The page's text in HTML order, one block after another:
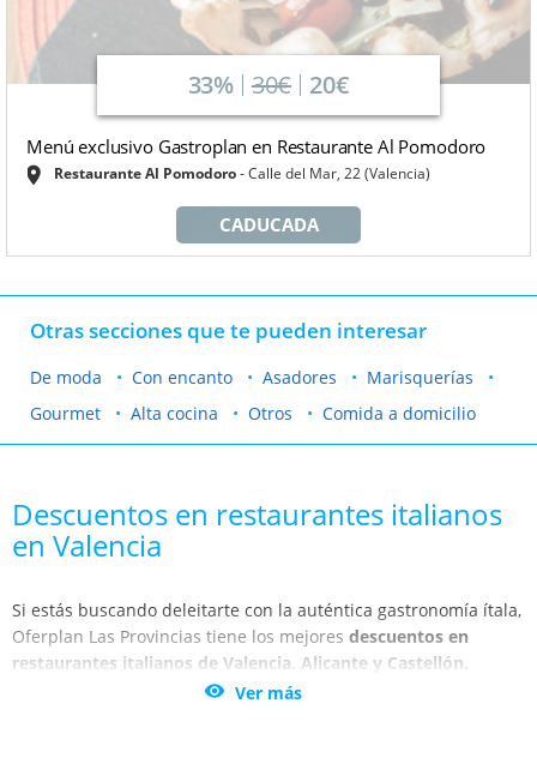
33% 30€ 20€
Menú exclusivo Gastroplan en Restaurante Al Pomodoro
Restaurante Al Pomodoro Calle del Mar, 22 (Valencia)
CADUCADA
Otras secciones que te pueden interesar
De moda Con encanto Asadores
Marisquerías
Gourmet
Alta cocina Otros Comida a domicilio
Descuentos en restaurantes italianos
en Valencia
Si estás buscando deleitarte con la auténtica gastronomía ítala,
Oferplan Las Provincias tiene los mejores descuentos en
restaurantes italianos de Valencia, Alicante y Castellón.
¡Impresiona al mejor precio! No dejes de aprovechar estos
 Ver más